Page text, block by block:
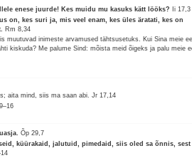
enese juurde! Kes muidu mu kasuks kätt lööks?
Ii 17,3
on, kes suri ja, mis veel enam, kes üles äratati, kes on
Rm 8,34
muutuvad inimeste arvamused tähtsusetuks. Kui Sina meie
kiskuda? Me palume Sind: mõista meid õigeks ja palu meie
aita mind, siis ma saan abi.Jr 17,14
Õp 29,7
küürakaid, jalutuid, pimedaid, siis oled sa õnnis, sest